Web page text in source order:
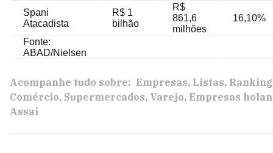
Spani
Atacadista
R$ 1
bilhão
R$
861,6
milhões
16,10%
Fonte:
ABAD/Nielsen
Acompanhe tudo sobre: Empresas Listas
Comércio Supermercados Varejo Empresas
Assai